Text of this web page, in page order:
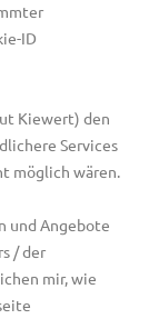
ID
Kiewert) den
Services
möglich wären.
und Angebote
/ der
mir, wie